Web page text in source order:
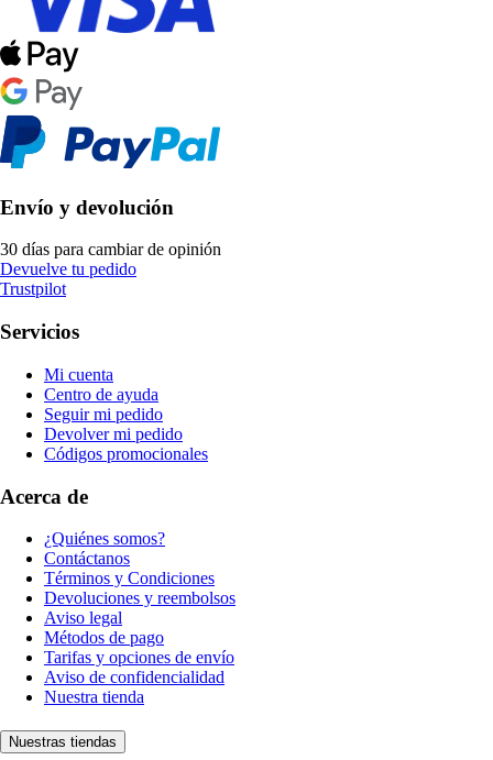
Envío y devolución
30 días para cambiar de opinión
Devuelve tu pedido
Trustpilot
Servicios
Mi cuenta
Centro de ayuda
Seguir mi pedido
Devolver mi pedido
Códigos promocionales
Acerca de
¿Quiénes somos?
Contáctanos
Términos y Condiciones
Devoluciones y reembolsos
Aviso legal
Métodos de pago
Tarifas y opciones de envío
Aviso de confidencialidad
Nuestra tienda
Nuestras tiendas